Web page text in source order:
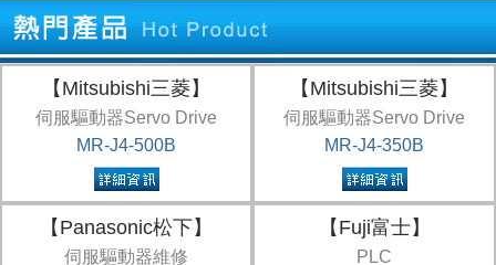
【Mitsubishi三菱】
伺服驅動器Servo Drive
MR-J4-500B
【Mitsubishi三菱】
伺服驅動器Servo Drive
MR-J4-350B
【Panasonic松下】
伺服驅動器維修
【Fuji富士】
PLC